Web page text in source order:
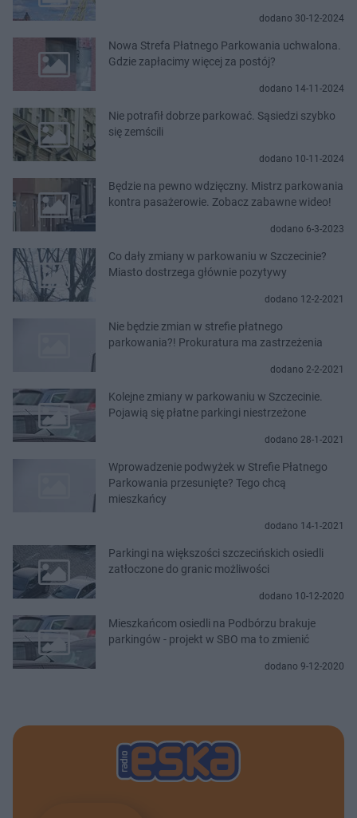
dodano 30-12-2024
Nowa Strefa Płatnego Parkowania uchwalona.
Gdzie zapłacimy więcej za postój?
dodano 14-11-2024
Nie potrafił dobrze parkować. Sąsiedzi szybko
się zemścili
dodano 10-11-2024
Będzie na pewno wdzięczny. Mistrz parkowania
kontra pasażerowie. Zobacz zabawne wideo!
dodano 6-3-2023
Co dały zmiany w parkowaniu w Szczecinie?
Miasto dostrzega głównie pozytywy
dodano 12-2-2021
Nie będzie zmian w strefie płatnego
parkowania?! Prokuratura ma zastrzeżenia
dodano 2-2-2021
Kolejne zmiany w parkowaniu w Szczecinie.
Pojawią się płatne parkingi niestrzeżone
dodano 28-1-2021
Wprowadzenie podwyżek w Strefie Płatnego
Parkowania przesunięte? Tego chcą
mieszkańcy
dodano 14-1-2021
Parkingi na większości szczecińskich osiedli
zatłoczone do granic możliwości
dodano 10-12-2020
Mieszkańcom osiedli na Podbórzu brakuje
parkingów - projekt w SBO ma to zmienić
dodano 9-12-2020